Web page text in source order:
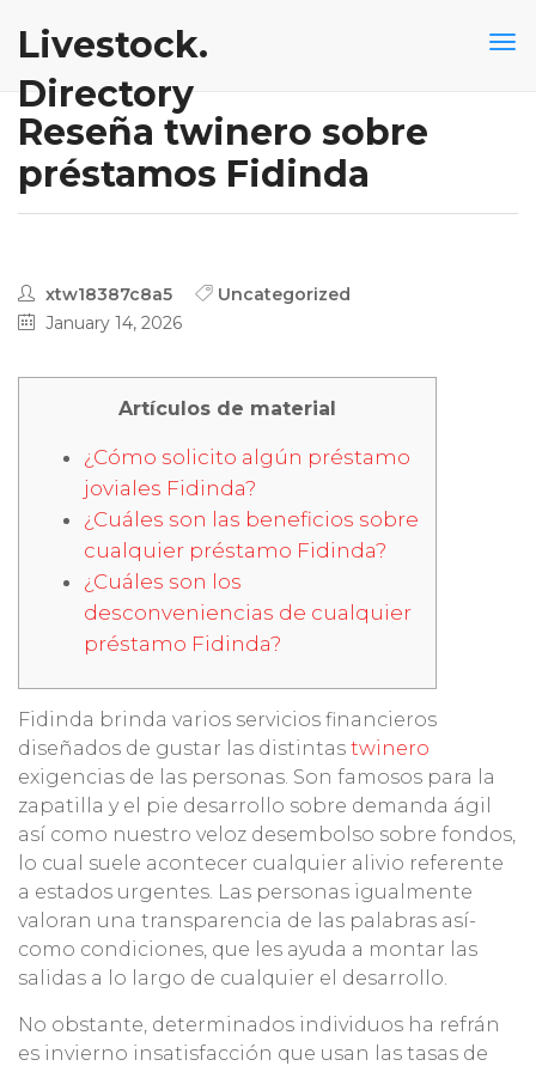
Livestock.
Directory
Reseña twinero sobre
préstamos Fidinda
xtw18387c8a5
Uncategorized
January 14, 2026
Artículos de material
¿Cómo solicito algún préstamo
joviales Fidinda?
¿Cuáles son las beneficios sobre
cualquier préstamo Fidinda?
¿Cuáles son los
desconveniencias de cualquier
préstamo Fidinda?
Fidinda brinda varios servicios financieros
diseñados de gustar las distintas twinero
exigencias de las personas. Son famosos para la
zapatilla y el pie desarrollo sobre demanda ágil
así­ como nuestro veloz desembolso sobre fondos,
lo cual suele acontecer cualquier alivio referente
a estados urgentes. Las personas igualmente
valoran una transparencia de las palabras así­
como condiciones, que les ayuda a montar las
salidas a lo largo de cualquier el desarrollo.
No obstante, determinados individuos ha refrán
es invierno insatisfacción que usan las tasas de